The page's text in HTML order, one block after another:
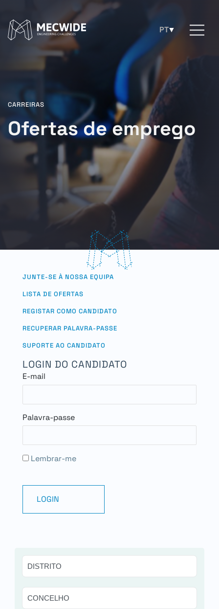
CARREIRAS
Ofertas de emprego
JUNTE-SE À NOSSA EQUIPA
LISTA DE OFERTAS
REGISTAR COMO CANDIDATO
RECUPERAR PALAVRA-PASSE
SUPORTE AO CANDIDATO
LOGIN DO CANDIDATO
E-mail
Palavra-passe
Lembrar-me